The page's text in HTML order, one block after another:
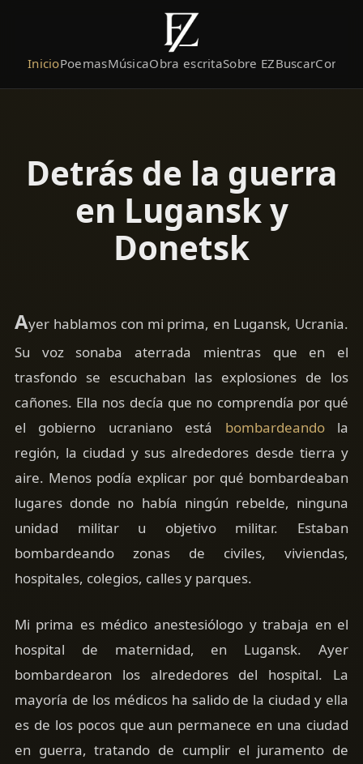
InicioPoemasMúsicaObra escritaSobre EZBuscar
Detrás de la guerra
en Lugansk y
Donetsk
Ayer hablamos con mi prima, en Lugansk, Ucrania.
Su voz sonaba aterrada mientras que en el
trasfondo se escuchaban las explosiones de los
cañones. Ella nos decía que no comprendía por qué
el gobierno ucraniano está bombardeandola
región, la ciudad y sus alrededores desde tierra y
aire. Menos podía explicar por qué bombardeaban
lugares donde no había ningún rebelde, ninguna
unidad militar u objetivo militar. Estaban
bombardeando zonas de civiles, viviendas,
hospitales, colegios, calles y parques.
Mi prima es médico anestesiólogo y trabaja en el
hospital de maternidad, en Lugansk. Ayer
bombardearon los alrededores del hospital. La
mayoría de los médicos ha salido de la ciudad y ella
es de los pocos que aun permanece en una ciudad
en guerra, tratando de cumplir el juramento de